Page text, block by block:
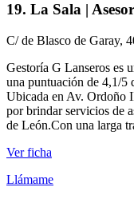
19. La Sala |
C/ de Blasco de Garay,
Gestoría G Lanseros es
una puntuación de 4,1/5
Ubicada en Av. Ordoño
por brindar servicios de
de León.Con una larga
Ver ficha
Llámame